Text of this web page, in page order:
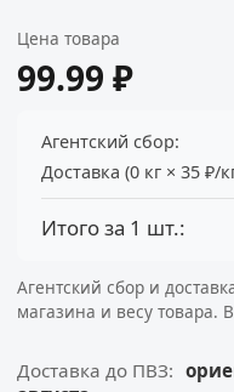
Цена товара
99.99 ₽
Агентский сбор:
Доставка (0 кг × 35 ₽/
Итого за 1 шт.:
Агентский сбор и
магазина и весу товара.
Доставка до ПВЗ: